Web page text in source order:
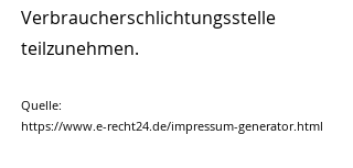
Verbraucherschlichtungsstelle
teilzunehmen.
Quelle:
https://www.e-recht24.de/impressum-generator.html